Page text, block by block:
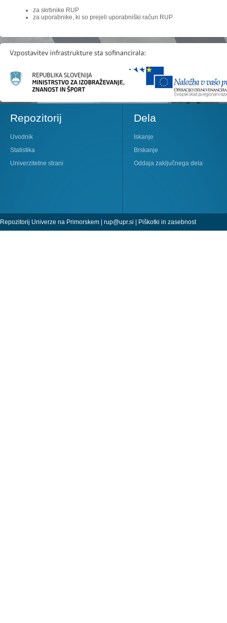
za skrbnike RUP
za uporabnike, ki so prejeli uporabniški račun RUP
Repozitorij
Uvodnik
Statistika
Univerzitetne strani
Dela
Iskanje
Brskanje
Oddaja zaključnega dela
Repozitorij Univerze na Primorskem | rup@upr.si | Piškotki in zasebnost